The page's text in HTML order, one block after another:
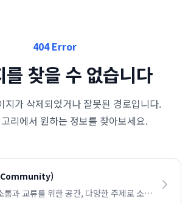
404 Error
를 찾을 수 없습니다
지가 삭제되었거나 잘못된 경로입니다.
리에서 원하는 정보를 찾아보세요.
Community)
통과 교류를 위한 공간, 다양한 주제로 소통